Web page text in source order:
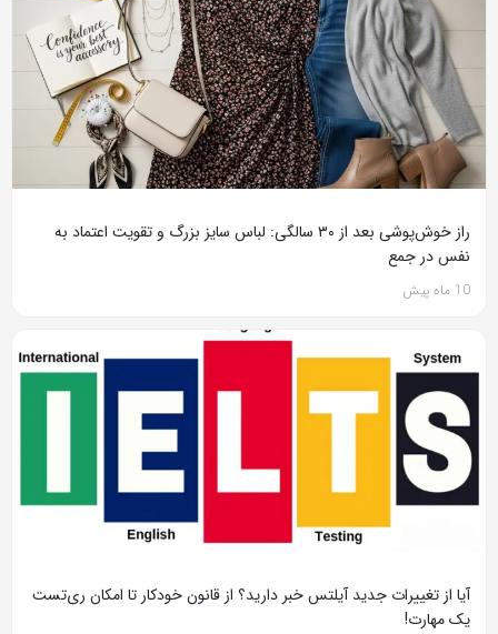
راز خوش‌پوشی بعد از ۳۰ سالگی: لباس سایز بزرگ و تقویت اعتماد به
نفس در جمع
10 ماه پیش
آیا از تغییرات جدید آیلتس خبر دارید؟ از قانون خودکار تا امکان ری‌تست
یک مهارت!